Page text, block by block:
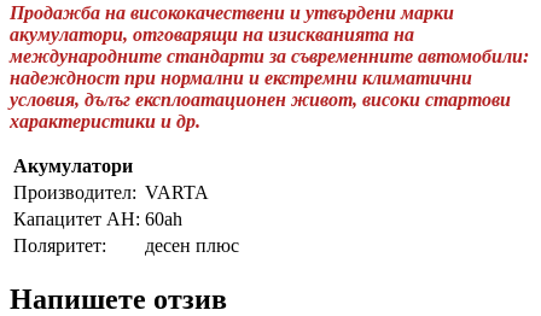
Продажба на висококачествени и утвърдени марки
акумулатори, отговарящи на изискванията на
международните стандарти за съвременните автомобили:
надеждност при нормални и екстремни климатични
условия, дълъг експлоатационен живот, високи стартови
характеристики и др.
Акумулатори
Производител: VARTA
Капацитет AH: 60ah
Поляритет:
десен плюс
Напишете отзив